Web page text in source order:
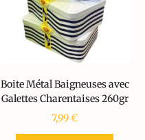
Boite Métal Baigneuses avec
Galettes Charentaises 260gr
7,99€